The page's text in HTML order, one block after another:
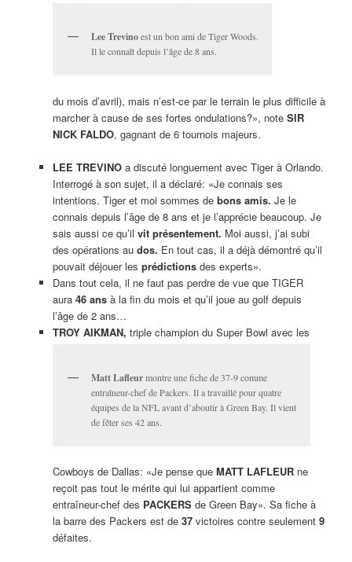
Lee Trevinoest un bon ami de Tiger Woods.
Il le connaît depuis l’âge de 8 ans.
du mois d’avril), mais n’est-ce par le terrain le plus difficile à
marcher à cause de ses fortes ondulations?», note SIR
NICK FALDO, gagnant de 6 tournois majeurs.
LEE TREVINOa discuté longuement avec Tiger à Orlando.
Interrogé à son sujet, il a déclaré: «Je connais ses
intentions. Tiger et moi sommes de bons amis. Je le
connais depuis l’âge de 8 ans et je l’apprécie beaucoup. Je
sais aussi ce qu’il vit présentement. Moi aussi, j’ai subi
des opérations au dos. En tout cas, il a déjà démontré qu’il
pouvait déjouer les prédictionsdes experts».
Dans tout cela, il ne faut pas perdre de vue que TIGER
aura 46 ansà la fin du mois et qu’il joue au golf depuis
l’âge de 2 ans…
TROY AIKMAN, triple champion du Super Bowl avec les
Matt Lafleurmontre une fiche de 37-9 comme
entraîneur-chef de Packers. Il a travaillé pour quatre
équipes de la NFL avant d’aboutir à Green Bay. Il vient
de fêter ses 42 ans.
Cowboys de Dallas: «Je pense que MATT LAFLEURne
reçoit pas tout le mérite qui lui appartient comme
entraîneur-chef des PACKERSde Green Bay». Sa fiche à
la barre des Packers est de 37victoires contre seulement 9
défaites.